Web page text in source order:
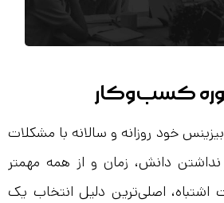
کسب‌و‌کار
خود روزانه و سالانه با مشکلات
دانش، زمان و از همه مهمتر
اشتباه، اصلی‌ترین دلیل انتخاب یک